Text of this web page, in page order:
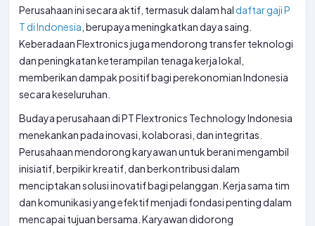
Perusahaan ini secara aktif, termasuk dalam hal daftar gaji P
T di Indonesia , berupaya meningkatkan daya saing.
Keberadaan Flextronics juga mendorong transfer teknologi
dan peningkatan keterampilan tenaga kerja lokal,
memberikan dampak positif bagi perekonomian Indonesia
secara keseluruhan.
Budaya perusahaan di PT Flextronics Technology Indonesia
menekankan pada inovasi, kolaborasi, dan integritas.
Perusahaan mendorong karyawan untuk berani mengambil
inisiatif, berpikir kreatif, dan berkontribusi dalam
menciptakan solusi inovatif bagi pelanggan. Kerja sama tim
dan komunikasi yang efektif menjadi fondasi penting dalam
mencapai tujuan bersama. Karyawan didorong